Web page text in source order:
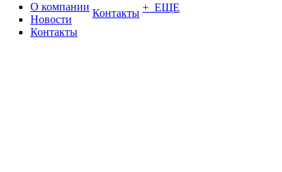
О компании
Новости
Контакты
Контакты + ЕЩЕ